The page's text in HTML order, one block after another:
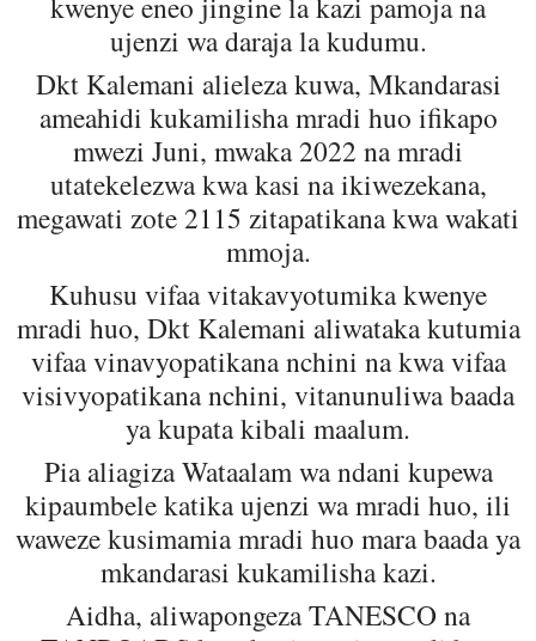
ujenzi wa daraja la kudumu.
Dkt Kalemani alieleza kuwa, Mkandarasi
ameahidi kukamilisha mradi huo ifikapo
mwezi Juni, mwaka 2022 na mradi
utatekelezwa kwa kasi na ikiwezekana,
megawati zote 2115 zitapatikana kwa wakati
mmoja.
Kuhusu vifaa vitakavyotumika kwenye
mradi huo, Dkt Kalemani aliwataka kutumia
vifaa vinavyopatikana nchini na kwa vifaa
visivyopatikana nchini, vitanunuliwa baada
ya kupata kibali maalum.
Pia aliagiza Wataalam wa ndani kupewa
kipaumbele katika ujenzi wa mradi huo, ili
waweze kusimamia mradi huo mara baada ya
mkandarasi kukamilisha kazi.
Aidha, aliwapongeza TANESCO na